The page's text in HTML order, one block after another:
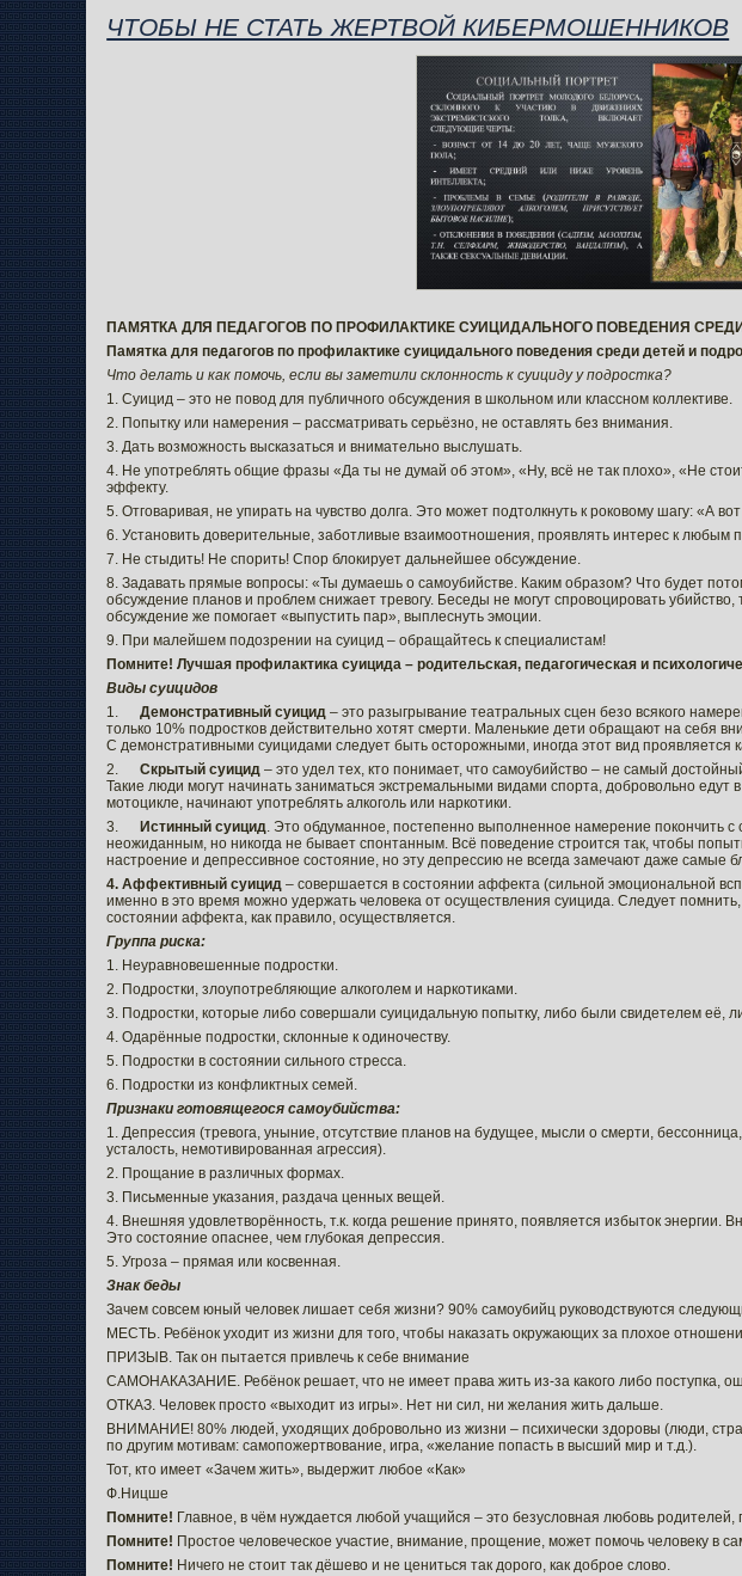
ЧТОБЫ НЕ СТАТЬ ЖЕРТВОЙ КИБЕРМОШЕННИКОВ
ПАМЯТКА ДЛЯ ПЕДАГОГОВ ПО ПРОФИЛАКТИКЕ СУИЦИДАЛЬНОГО ПОВЕДЕНИЯ
Памятка для педагогов по профилактике суицидального поведения среди детей и
Что делать и как помочь, если вы заметили склонность к суициду у подростка?
1. Суицид – это не повод для публичного обсуждения в школьном или классном коллективе.
2. Попытку или намерения – рассматривать серьёзно, не оставлять без внимания.
3. Дать возможность высказаться и внимательно выслушать.
4. Не употреблять общие фразы «Да ты не думай об этом», «Ну, всё не так плохо», «Не
эффекту.
5. Отговаривая, не упирать на чувство долга. Это может подтолкнуть к роковому шагу: «А
6. Установить доверительные, заботливые взаимоотношения, проявлять интерес к любым
7. Не стыдить! Не спорить! Спор блокирует дальнейшее обсуждение.
8. Задавать прямые вопросы: «Ты думаешь о самоубийстве. Каким образом? Что будет
обсуждение планов и проблем снижает тревогу. Беседы не могут спровоцировать убийство,
обсуждение же помогает «выпустить пар», выплеснуть эмоции.
9. При малейшем подозрении на суицид – обращайтесь к специалистам!
Помните! Лучшая профилактика суицида – родительская, педагогическая и
Виды суицидов
1.Демонстративный суицид – это разыгрывание театральных сцен безо всякого
только 10% подростков действительно хотят смерти. Маленькие дети обращают на себя
С демонстративными суицидами следует быть осторожными, иногда этот вид
2.Скрытый суицид – это удел тех, кто понимает, что самоубийство – не самый
Такие люди могут начинать заниматься экстремальными видами спорта, добровольно едут
мотоцикле, начинают употреблять алкоголь или наркотики.
3.
Истинный суицид. Это обдуманное, постепенно выполненное намерение покончить с
неожиданным, но никогда не бывает спонтанным. Всё поведение строится так, чтобы
настроение и депрессивное состояние, но эту депрессию не всегда замечают даже самые
4. Аффективный суицид – совершается в состоянии аффекта (сильной эмоциональной
именно в это время можно удержать человека от осуществления суицида. Следует
состоянии аффекта, как правило, осуществляется.
Группа риска:
1. Неуравновешенные подростки.
2. Подростки, злоупотребляющие алкоголем и наркотиками.
3. Подростки, которые либо совершали суицидальную попытку, либо были свидетелем её,
4. Одарённые подростки, склонные к одиночеству.
5. Подростки в состоянии сильного стресса.
6. Подростки из конфликтных семей.
Признаки готовящегося самоубийства:
1. Депрессия (тревога, уныние, отсутствие планов на будущее, мысли о смерти,
усталость, немотивированная агрессия).
2. Прощание в различных формах.
3. Письменные указания, раздача ценных вещей.
4. Внешняя удовлетворённость, т.к. когда решение принято, появляется избыток энергии.
Это состояние опаснее, чем глубокая депрессия.
5. Угроза – прямая или косвенная.
Знак беды
Зачем совсем юный человек лишает себя жизни? 90% самоубийц руководствуются
МЕСТЬ. Ребёнок уходит из жизни для того, чтобы наказать окружающих за плохое
ПРИЗЫВ. Так он пытается привлечь к себе внимание
САМОНАКАЗАНИЕ. Ребёнок решает, что не имеет права жить из-за какого либо поступка,
ОТКАЗ. Человек просто «выходит из игры». Нет ни сил, ни желания жить дальше.
ВНИМАНИЕ! 80% людей, уходящих добровольно из жизни – психически здоровы (люди,
по другим мотивам: самопожертвование, игра, «желание попасть в высший мир и т.д.).
Тот, кто имеет «Зачем жить», выдержит любое «Как»
Ф.Ницше
Помните! Главное, в чём нуждается любой учащийся – это безусловная любовь
Помните! Простое человеческое участие, внимание, прощение, может помочь человеку в
Помните! Ничего не стоит так дёшево и не цениться так дорого, как доброе слово.